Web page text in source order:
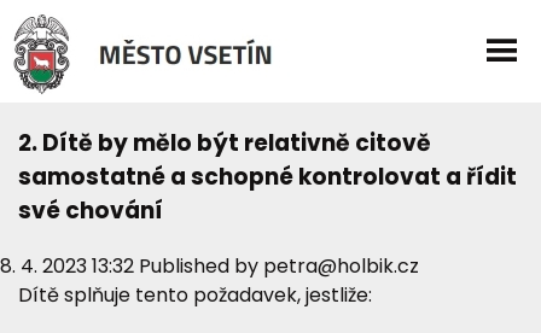
2. Dítě by mělo být relativně citově
samostatné a schopné kontrolovat a řídit
své chování
8. 4. 2023 13:32 Published by petra@holbik.cz
Dítě splňuje tento požadavek, jestliže: